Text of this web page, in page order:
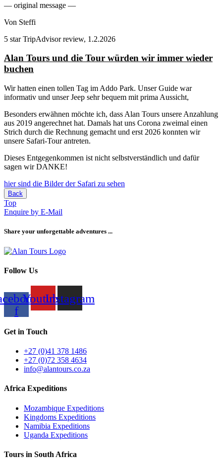
— original message —
Von Steffi
5 star TripAdvisor review, 1.2.2026
Alan Tours und die Tour würden wir immer wieder
buchen
Wir hatten einen tollen Tag im Addo Park. Unser Guide war
informativ und unser Jeep sehr bequem mit prima Aussicht,
Besonders erwähnen möchte ich, dass Alan Tours unsere Anzahlung
aus 2019 angerechnet hat. Damals hat uns Corona zweimal einen
Strich durch die Rechnung gemacht und erst 2026 konnten wir
unsere Safari-Tour antreten.
Dieses Entgegenkommen ist nicht selbstverständlich und dafür
sagen wir DANKE!
hier sind die Bilder der Safari zu sehen
Back
Top
Enquire by E-Mail
Share your unforgettable adventures ...
Follow Us
f
YoutubeInstagram
Get in Touch
+27 (0)41 378 1486
+27 (0)72 358 4634
info@alantours.co.za
Africa Expeditions
Mozambique Expeditions
Kingdoms Expeditions
Namibia Expeditions
Uganda Expeditions
Tours in South Africa